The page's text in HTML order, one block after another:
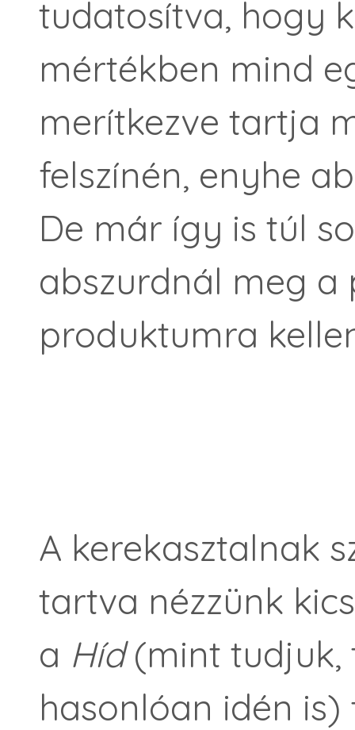
tudatosítva, hogy
mértékben mind
merítkezve tartja
felszínén, enyhe
De már így is túl
abszurdnál meg
produktumra
A kerekasztalnak
tartva nézzünk
a Híd(mint tudjuk,
hasonlóan idén